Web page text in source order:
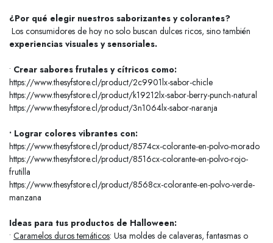
¿Por qué elegir nuestros saborizantes y colorantes?
Los consumidores de hoy no solo buscan dulces ricos, sino también
experiencias visuales y sensoriales.
• Crear sabores frutales y cítricos como:
https://www.thesyfstore.cl/product/2c9901lx-sabor-chicle
https://www.thesyfstore.cl/product/k19212lx-sabor-berry-punch-natural
https://www.thesyfstore.cl/product/3n1064lx-sabor-naranja
• Lograr colores vibrantes con:
https://www.thesyfstore.cl/product/8574cx-colorante-en-polvo-morado
https://www.thesyfstore.cl/product/8516cx-colorante-en-polvo-rojo-
frutilla
https://www.thesyfstore.cl/product/8568cx-colorante-en-polvo-verde-
manzana
Ideas para tus productos de Halloween:
• Caramelos duros temáticos: Usa moldes de calaveras, fantasmas o